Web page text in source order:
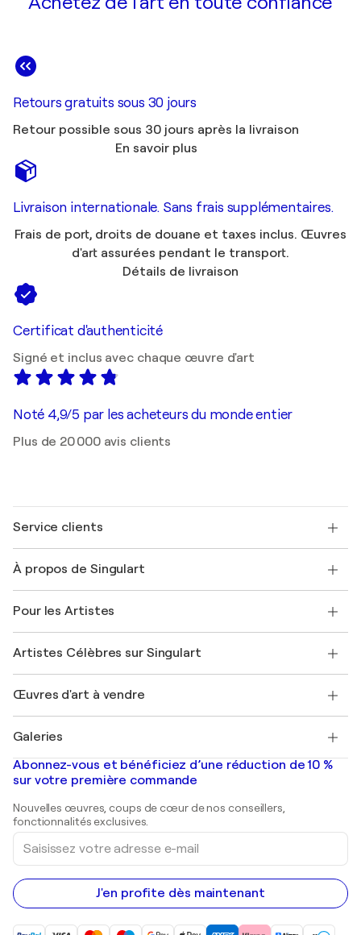
Retours gratuits sous 30 jours
Retour possible sous 30 jours après la livraison
En savoir plus
Livraison internationale. Sans frais supplémentaires.
Frais de port, droits de douane et taxes inclus. Œuvres
d'art assurées pendant le transport.
Détails de livraison
Certificat d'authenticité
Signé et inclus avec chaque œuvre d'art
Noté 4,9/5 par les acheteurs du monde entier
Plus de 20 000 avis clients
Service clients
Expédition
Offrir une carte cadeau
Rejoignez notre programme commercial
Mon compte
+33 1 76 44 06 42
À propos de Singulart
FAQ
Magazine Singulart
Emplois
Découvrez une sélection d'art original
Pour les Artistes
Se connecter en tant qu'Artiste
Artistes Célèbres sur Singulart
Marc Chagall
Banksy
Mr. Brainwash
Shepard Fairey
Œuvres d'art à vendre
Tableaux abstraits à vendre
Peintures de paysage
Estampes
Peintures acryliques
Galeries
Galeries d'art en France
Galeries d'art en Belgique
Abonnez-vous et bénéficiez d’une réduction de 10 %
sur votre première commande
Nouvelles œuvres, coups de cœur de nos conseillers,
fonctionnalités exclusives.
Saisissez
votre
adresse
e-
mail
J'en profite dès maintenant